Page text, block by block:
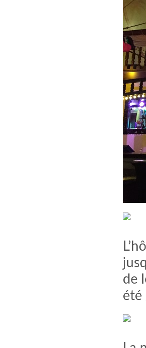
de
été